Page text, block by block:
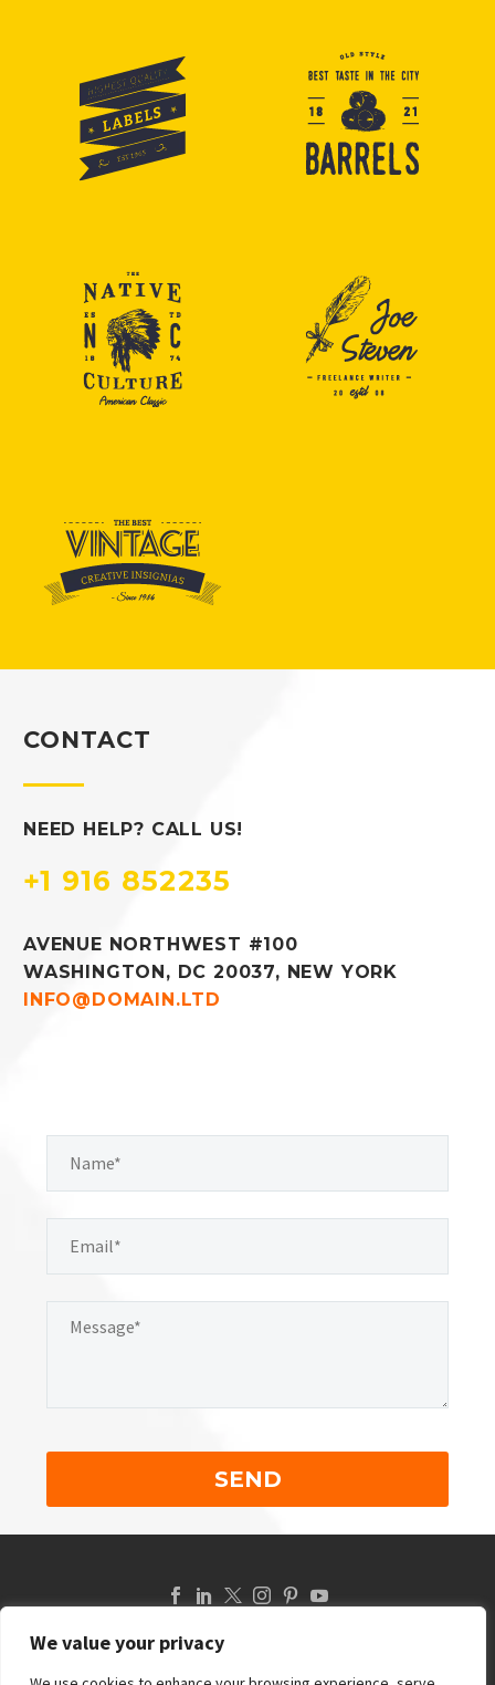
We value your privacy
CONTACT
NEED HELP? CALL US!
+1 916 852235
AVENUE NORTHWEST #100
WASHINGTON, DC 20037, NEW YORK
INFO@DOMAIN.LTD
Política De Privacidad De Datos Aviso Legal